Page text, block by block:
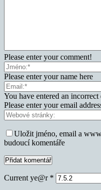
Please enter your comment!
Please enter your name here
You have entered an incorrect
Please enter your email
Uložit jméno, email a
budoucí komentáře
Current ye@r *